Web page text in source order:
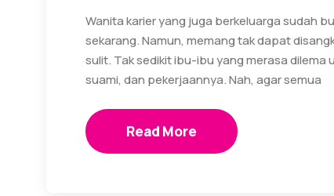
Wanita karier yang juga berkeluarga sudah
sekarang. Namun, memang tak dapat
sulit. Tak sedikit ibu-ibu yang merasa
suami, dan pekerjaannya. Nah, agar semua
Read More